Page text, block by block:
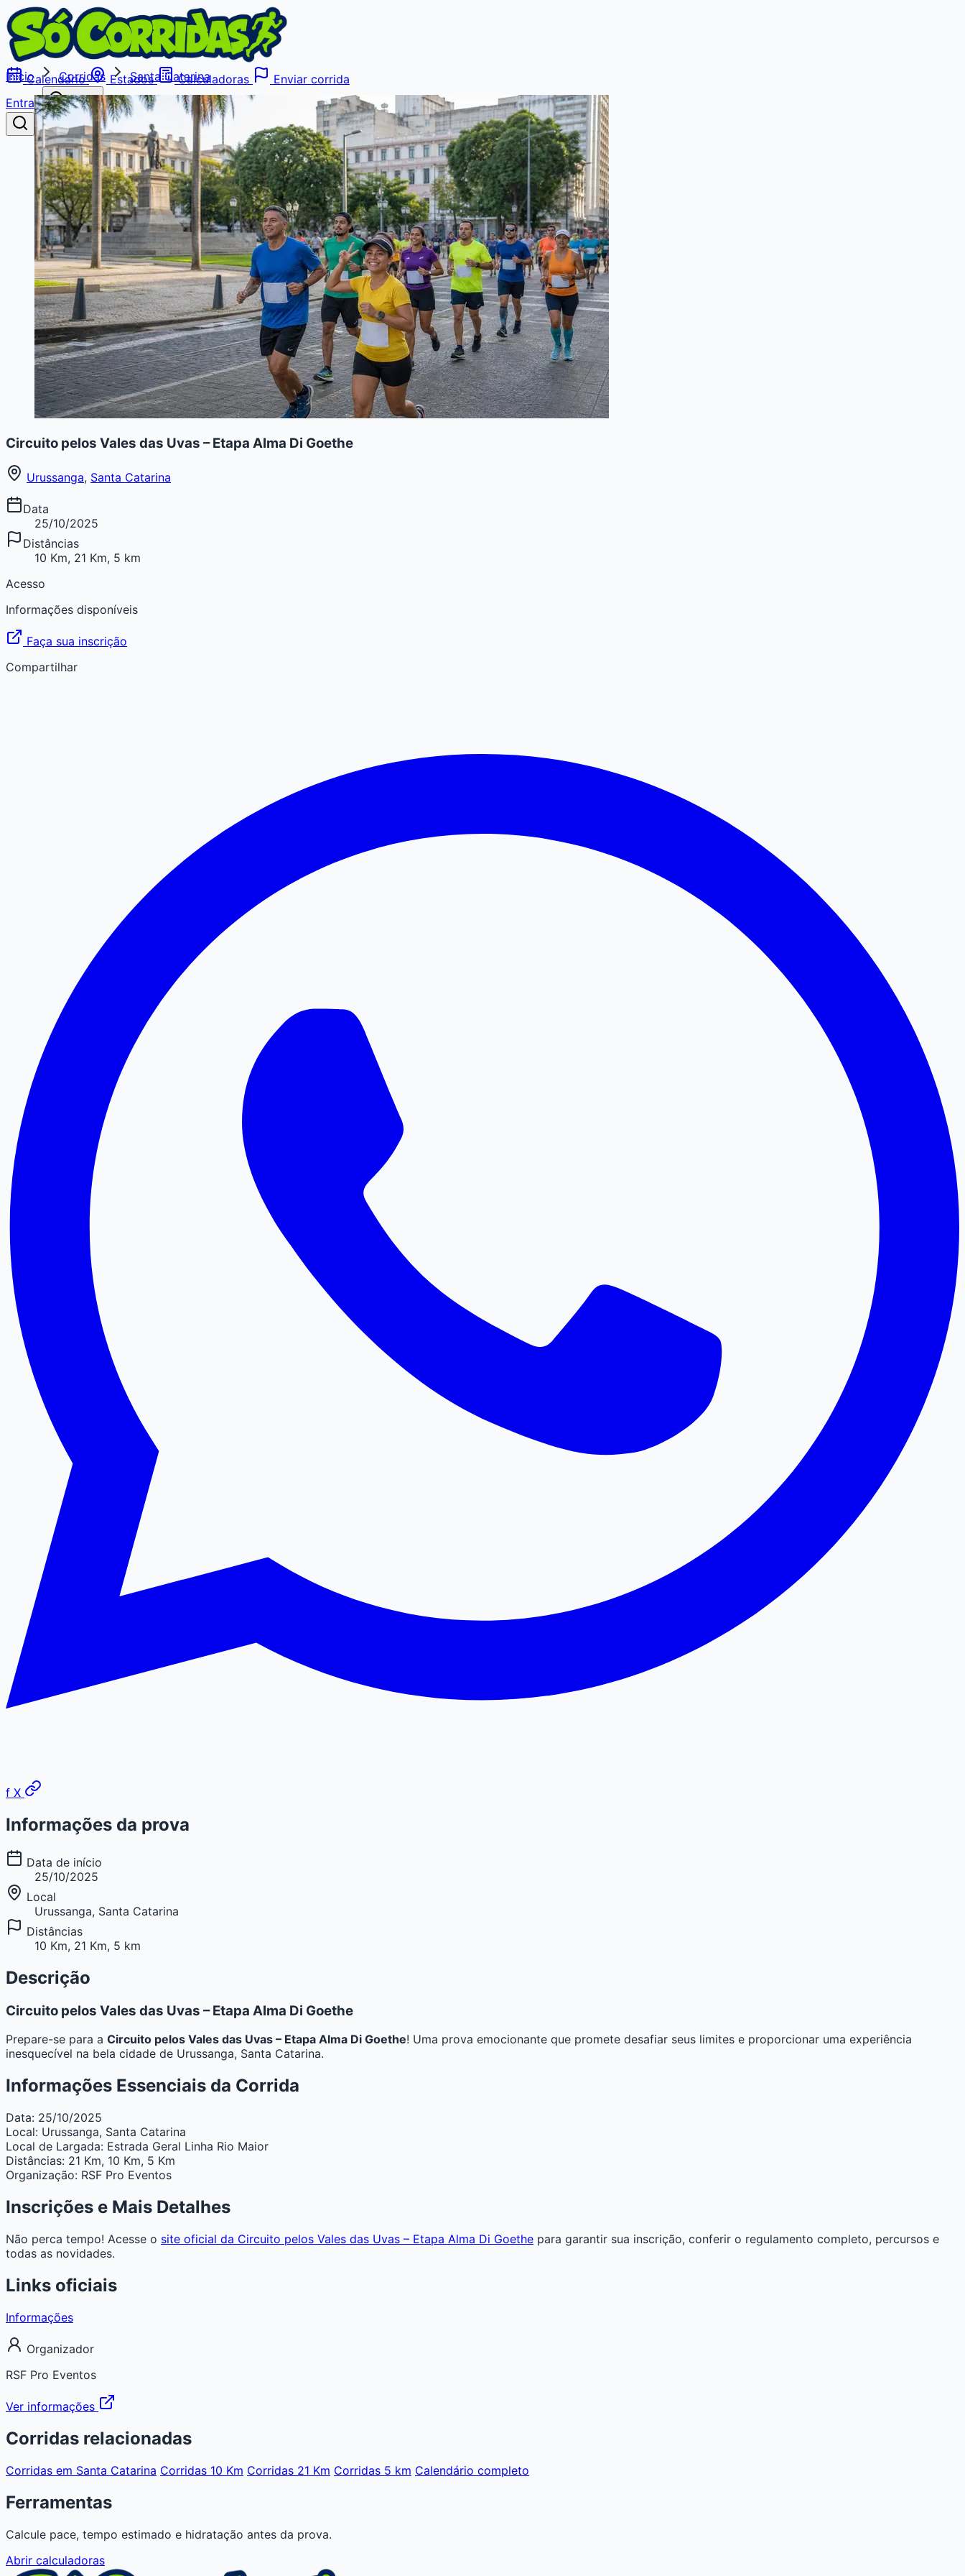
Calendário Estados Calculadoras
Enviar corrida
Entrar
Buscar
Início Corridas Santa Catarina
Circuito pelos Vales das Uvas – Etapa Alma Di Goethe
Urussanga, Santa Catarina
Data
25/10/2025
Distâncias
10 Km, 21 Km, 5 km
Acesso
Informações disponíveis
Faça sua inscrição
Compartilhar
f X
Informações da prova
Data de início
25/10/2025
Local
Urussanga, Santa Catarina
Distâncias
10 Km, 21 Km, 5 km
Descrição
Circuito pelos Vales das Uvas – Etapa Alma Di Goethe
Prepare-se para a Circuito pelos Vales das Uvas – Etapa Alma Di Goethe! Uma prova emocionante que promete desafiar seus limites e proporcionar uma experiência
inesquecível na bela cidade de Urussanga, Santa Catarina.
Informações Essenciais da Corrida
Data: 25/10/2025
Local: Urussanga, Santa Catarina
Local de Largada: Estrada Geral Linha Rio Maior
Distâncias: 21 Km, 10 Km, 5 Km
Organização: RSF Pro Eventos
Inscrições e Mais Detalhes
Não perca tempo! Acesse o site oficial da Circuito pelos Vales das Uvas – Etapa Alma Di Goethe para garantir sua inscrição, conferir o regulamento completo, percursos e
todas as novidades.
Links oficiais
Informações
Organizador
RSF Pro Eventos
Ver informações
Corridas relacionadas
Corridas em Santa Catarina Corridas 10 Km Corridas 21 Km Corridas 5 km Calendário completo
Ferramentas
Calcule pace, tempo estimado e hidratação antes da prova.
Abrir calculadoras